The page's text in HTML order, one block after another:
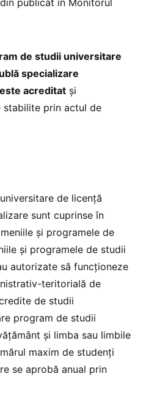
de studii universitare
specializare
acreditat și
prin actul de
de licență
sunt cuprinse în
și programele de
și programele de studii
autorizate să funcționeze
teritorială de
de studii
program de studii
și limba sau limbile
maxim de studenți
se aprobă anual prin